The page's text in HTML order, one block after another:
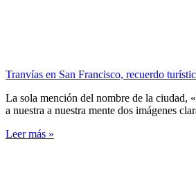
Tranvías en San Francisco, recuerdo
La sola mención del nombre de la ciudad,
a nuestra a nuestra mente dos imágenes
Leer más »